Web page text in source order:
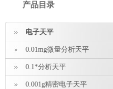
产品目录
电子天平
0.01mg微量分析天平
0.1*分析天平
0.001g精密电子天平